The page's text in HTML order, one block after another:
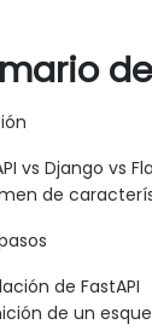
vs Django vs
de
de FastAPI
de un